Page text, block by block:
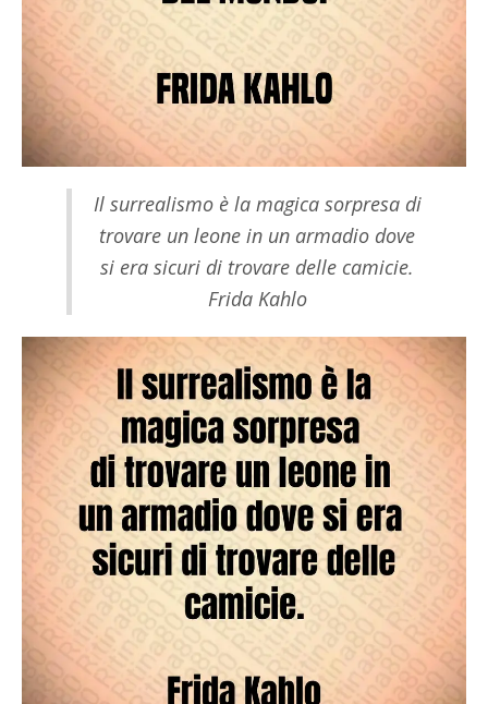
Il surrealismo è la magica sorpresa di
trovare un leone in un armadio dove
si era sicuri di trovare delle camicie.
Frida Kahlo